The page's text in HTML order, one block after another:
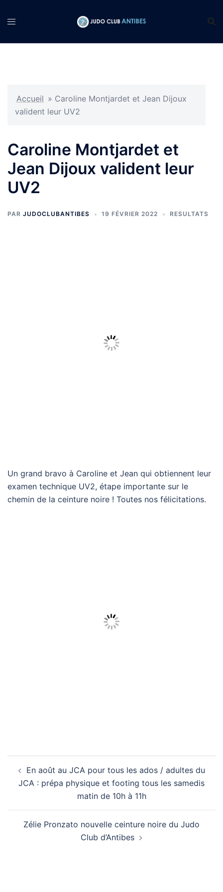
au
Accueil » Caroline Montjardet et Jean Dijoux
valident leur UV2
Caroline Montjardet et
Jean Dijoux valident leur
UV2
PAR JUDOCLUBANTIBES 19 FÉVRIER 2022 RESULTATS
Un grand bravo à Caroline et Jean qui obtiennent leur
examen technique UV2, étape importante sur le
chemin de la ceinture noire ! Toutes nos félicitations.
d’article
En août au JCA pour tous les ados / adultes du
JCA : prépa physique et footing tous les samedis
matin de 10h à 11h
Zélie Pronzato nouvelle ceinture noire du Judo
Club d’Antibes